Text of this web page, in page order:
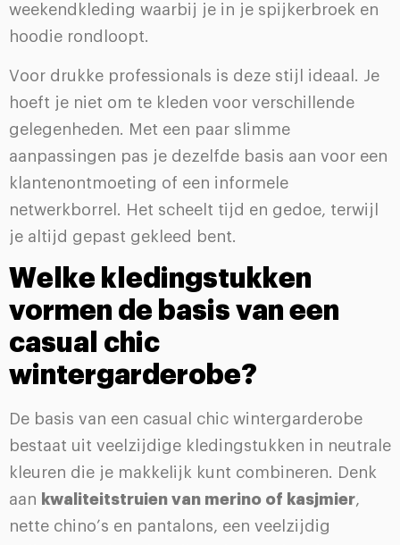
weekendkleding waarbij je in je spijkerbroek en
hoodie rondloopt.
Voor drukke professionals is deze stijl ideaal. Je
hoeft je niet om te kleden voor verschillende
gelegenheden. Met een paar slimme
aanpassingen pas je dezelfde basis aan voor een
klantenontmoeting of een informele
netwerkborrel. Het scheelt tijd en gedoe, terwijl
je altijd gepast gekleed bent.
Welke kledingstukken
vormen de basis van een
casual chic
wintergarderobe?
De basis van een casual chic wintergarderobe
bestaat uit veelzijdige kledingstukken in neutrale
kleuren die je makkelijk kunt combineren. Denk
aan kwaliteitstruien van merino of kasjmier,
nette chino’s en pantalons, een veelzijdig